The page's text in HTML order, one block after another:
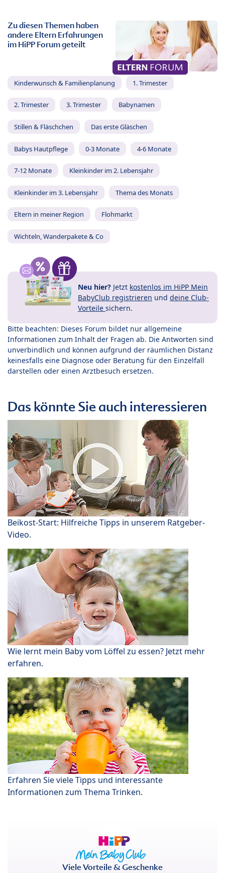
Zu diesen Themen haben
andere Eltern Erfahrungen
im HiPP Forum geteilt
Kinderwunsch & Familienplanung 1. Trimester
2. Trimester 3. Trimester Babynamen
Stillen & Fläschchen Das erste Gläschen
Babys Hautpflege 0-3 Monate 4-6 Monate
7-12 Monate Kleinkinder im 2. Lebensjahr
Kleinkinder im 3. Lebensjahr Thema des Monats
Eltern in meiner Region Flohmarkt
Wichteln, Wanderpakete & Co
Neu hier? Jetzt kostenlos im HiPP Mein
BabyClub registrieren und deine Club-
Vorteile sichern.
Bitte beachten: Dieses Forum bildet nur allgemeine
Informationen zum Inhalt der Fragen ab. Die Antworten sind
unverbindlich und können aufgrund der räumlichen Distanz
keinesfalls eine Diagnose oder Beratung für den Einzelfall
darstellen oder einen Arztbesuch ersetzen.
Das könnte Sie auch interessieren
Beikost-Start: Hilfreiche Tipps in unserem Ratgeber-
Video.
Wie lernt mein Baby vom Löffel zu essen? Jetzt mehr
erfahren.
Erfahren Sie viele Tipps und interessante
Informationen zum Thema Trinken.
Viele Vorteile & Geschenke